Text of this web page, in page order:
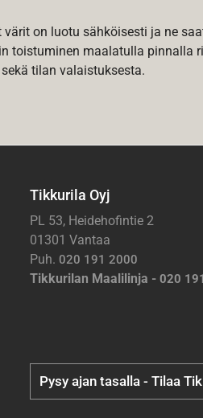
on luotu sähköisesti ja ne
toistuminen maalatulla pinnalla
tilan valaistuksesta.
Tikkurila Oyj
PL 53, Heidehofintie 2
01301 Vantaa
Puh. 020 191 2000
Tikkurilan Maalilinja - 020
Pysy ajan tasalla - Tilaa